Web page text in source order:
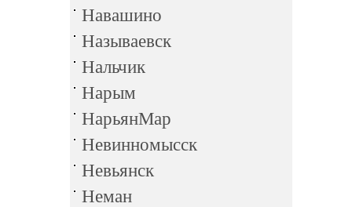
Навашино
Называевск
Нальчик
Нарым
НарьянМар
Невинномысск
Невьянск
Неман